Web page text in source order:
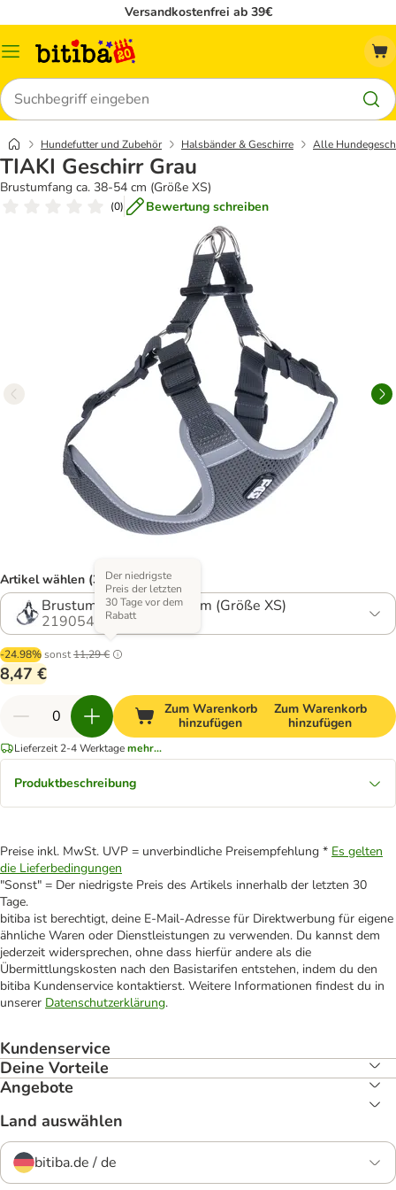
Versandkostenfrei ab 39€
Menü
Suchen
Hundefutter und Zubehör Halsbänder & Geschirre Alle
TIAKI Geschirr Grau
Brustumfang ca. 38-54 cm (Größe XS)
(0) Bewertung schreiben
Artikel wählen (3 Varianten)
Brustumfang ca. 38-54 cm (Größe XS)
2190542.1
-24.98%sonst11,29 €
Der niedrigste
Preis der letzten
30 Tage vor dem
Rabatt
8,47 €
Zum Warenkorb
hinzufügen
Zum Warenkorb
hinzufügen
Lieferzeit 2-4 Werktagemehr...
Produktbeschreibung
Preise inkl. MwSt. UVP = unverbindliche Preisempfehlung * Es gelten
die Lieferbedingungen
"Sonst" = Der niedrigste Preis des Artikels innerhalb der letzten 30
Tage.
bitiba ist berechtigt, deine E-Mail-Adresse für Direktwerbung für eigene
ähnliche Waren oder Dienstleistungen zu verwenden. Du kannst dem
jederzeit widersprechen, ohne dass hierfür andere als die
Übermittlungskosten nach den Basistarifen entstehen, indem du den
bitiba Kundenservice kontaktierst. Weitere Informationen findest du in
unserer Datenschutzerklärung.
Kundenservice
Deine Vorteile
Angebote
Land auswählen
bitiba.de / de